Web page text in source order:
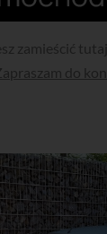
zamieścić
do